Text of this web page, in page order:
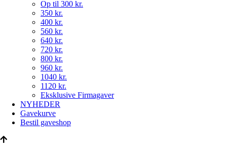
Op til 300 kr.
350 kr.
400 kr.
560 kr.
640 kr.
720 kr.
800 kr.
960 kr.
1040 kr.
1120 kr.
Eksklusive Firmagaver
NYHEDER
Gavekurve
Bestil gaveshop